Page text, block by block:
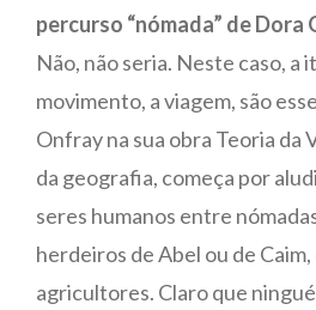
percurso “nómada” de Dora
Não, não seria. Neste caso, a
movimento, a viagem, são
Onfray na sua obra Teoria da
da geografia, começa por
seres humanos entre
herdeiros de Abel ou de
agricultores. Claro que